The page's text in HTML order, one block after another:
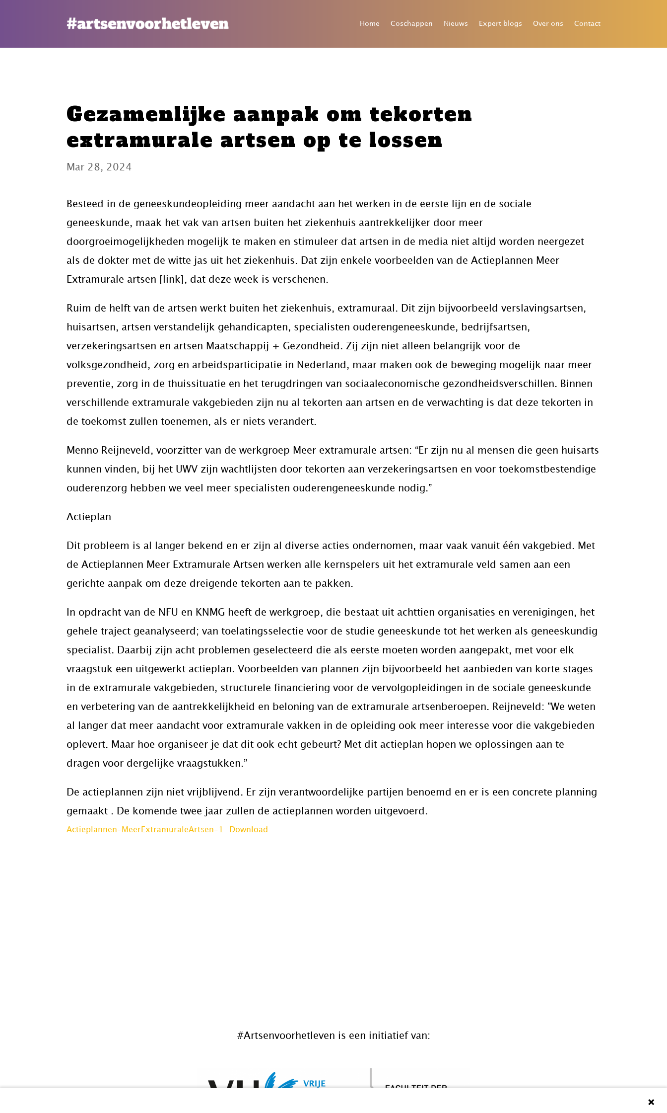
Home Coschappen Nieuws Expert blogs Over ons Contact
Gezamenlijke aanpak om tekorten
extramurale artsen op te lossen
Mar 28, 2024
Besteed in de geneeskundeopleiding meer aandacht aan het werken in de eerste lijn en de sociale
geneeskunde, maak het vak van artsen buiten het ziekenhuis aantrekkelijker door meer
doorgroeimogelijkheden mogelijk te maken en stimuleer dat artsen in de media niet altijd worden neergezet
als de dokter met de witte jas uit het ziekenhuis. Dat zijn enkele voorbeelden van de Actieplannen Meer
Extramurale artsen [link], dat deze week is verschenen.
Ruim de helft van de artsen werkt buiten het ziekenhuis, extramuraal. Dit zijn bijvoorbeeld verslavingsartsen,
huisartsen, artsen verstandelijk gehandicapten, specialisten ouderengeneeskunde, bedrijfsartsen,
verzekeringsartsen en artsen Maatschappij + Gezondheid. Zij zijn niet alleen belangrijk voor de
volksgezondheid, zorg en arbeidsparticipatie in Nederland, maar maken ook de beweging mogelijk naar meer
preventie, zorg in de thuissituatie en het terugdringen van sociaaleconomische gezondheidsverschillen. Binnen
verschillende extramurale vakgebieden zijn nu al tekorten aan artsen en de verwachting is dat deze tekorten in
de toekomst zullen toenemen, als er niets verandert.
Menno Reijneveld, voorzitter van de werkgroep Meer extramurale artsen: “Er zijn nu al mensen die geen huisarts
kunnen vinden, bij het UWV zijn wachtlijsten door tekorten aan verzekeringsartsen en voor toekomstbestendige
ouderenzorg hebben we veel meer specialisten ouderengeneeskunde nodig.”
Actieplan
Dit probleem is al langer bekend en er zijn al diverse acties ondernomen, maar vaak vanuit één vakgebied. Met
de Actieplannen Meer Extramurale Artsen werken alle kernspelers uit het extramurale veld samen aan een
gerichte aanpak om deze dreigende tekorten aan te pakken.
In opdracht van de NFU en KNMG heeft de werkgroep, die bestaat uit achttien organisaties en verenigingen, het
gehele traject geanalyseerd; van toelatingsselectie voor de studie geneeskunde tot het werken als geneeskundig
specialist. Daarbij zijn acht problemen geselecteerd die als eerste moeten worden aangepakt, met voor elk
vraagstuk een uitgewerkt actieplan. Voorbeelden van plannen zijn bijvoorbeeld het aanbieden van korte stages
in de extramurale vakgebieden, structurele financiering voor de vervolgopleidingen in de sociale geneeskunde
en verbetering van de aantrekkelijkheid en beloning van de extramurale artsenberoepen. Reijneveld: ”We weten
al langer dat meer aandacht voor extramurale vakken in de opleiding ook meer interesse voor die vakgebieden
oplevert. Maar hoe organiseer je dat dit ook echt gebeurt? Met dit actieplan hopen we oplossingen aan te
dragen voor dergelijke vraagstukken.”
De actieplannen zijn niet vrijblijvend. Er zijn verantwoordelijke partijen benoemd en er is een concrete planning
gemaakt . De komende twee jaar zullen de actieplannen worden uitgevoerd.
Actieplannen-MeerExtramuraleArtsen-1 Download
#Artsenvoorhetleven is een initiatief van: